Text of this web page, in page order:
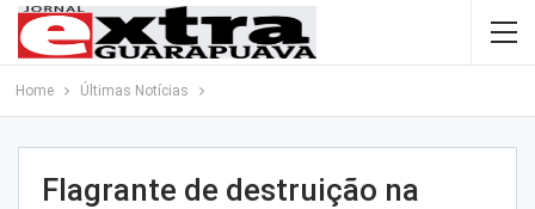
Home Últimas Notícias
Flagrante de destruição na